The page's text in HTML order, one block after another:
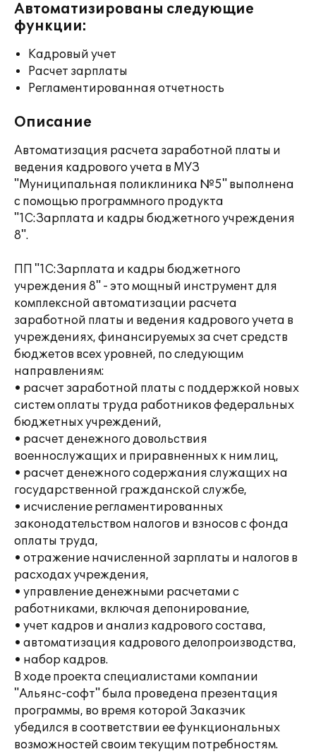
Автоматизированы следующие
функции:
Кадровый учет
Расчет зарплаты
Регламентированная отчетность
Описание
Автоматизация расчета заработной платы и
ведения кадрового учета в МУЗ
"Муниципальная поликлиника №5" выполнена
с помощью программного продукта
"1С:Зарплата и кадры бюджетного учреждения
8".
ПП "1С:Зарплата и кадры бюджетного
учреждения 8" - это мощный инструмент для
комплексной автоматизации расчета
заработной платы и ведения кадрового учета в
учреждениях, финансируемых за счет средств
бюджетов всех уровней, по следующим
направлениям:
• расчет заработной платы с поддержкой новых
систем оплаты труда работников федеральных
бюджетных учреждений,
• расчет денежного довольствия
военнослужащих и приравненных к ним лиц,
• расчет денежного содержания служащих на
государственной гражданской службе,
• исчисление регламентированных
законодательством налогов и взносов с фонда
оплаты труда,
• отражение начисленной зарплаты и налогов в
расходах учреждения,
• управление денежными расчетами с
работниками, включая депонирование,
• учет кадров и анализ кадрового состава,
• автоматизация кадрового делопроизводства,
• набор кадров.
В ходе проекта специалистами компании
"Альянс-софт" была проведена презентация
программы, во время которой Заказчик
убедился в соответствии ее функциональных
возможностей своим текущим потребностям.